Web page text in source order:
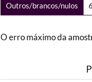
Outros/brancos/nulos
O erro máximo da